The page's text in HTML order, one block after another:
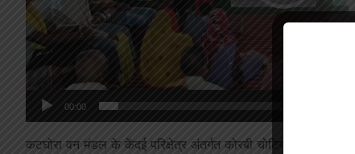
00:00
कटघोरा वन मंडल के केंदई परिक्षेत्र अंतर्गत कोरबी चोटिया सर्किल के